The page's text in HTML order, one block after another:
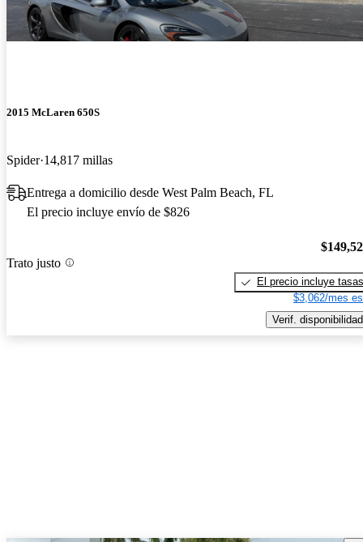
2015 McLaren 650S
Spider 14,817 millas
Entrega a domicilio desde West Palm Beach, FL
El precio incluye envío de $826
Trato justo
El precio incluye tasas
$3,062/mes
Verif. disponibilidad